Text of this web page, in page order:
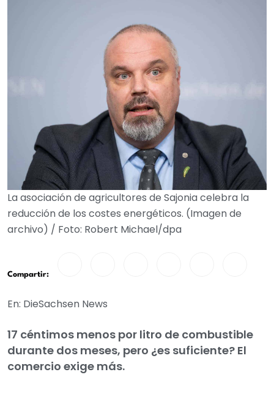
La asociación de agricultores de Sajonia celebra la
reducción de los costes energéticos. (Imagen de
archivo) / Foto: Robert Michael/dpa
Compartir:
En: DieSachsen News
17 céntimos menos por litro de combustible
durante dos meses, pero ¿es suficiente? El
comercio exige más.